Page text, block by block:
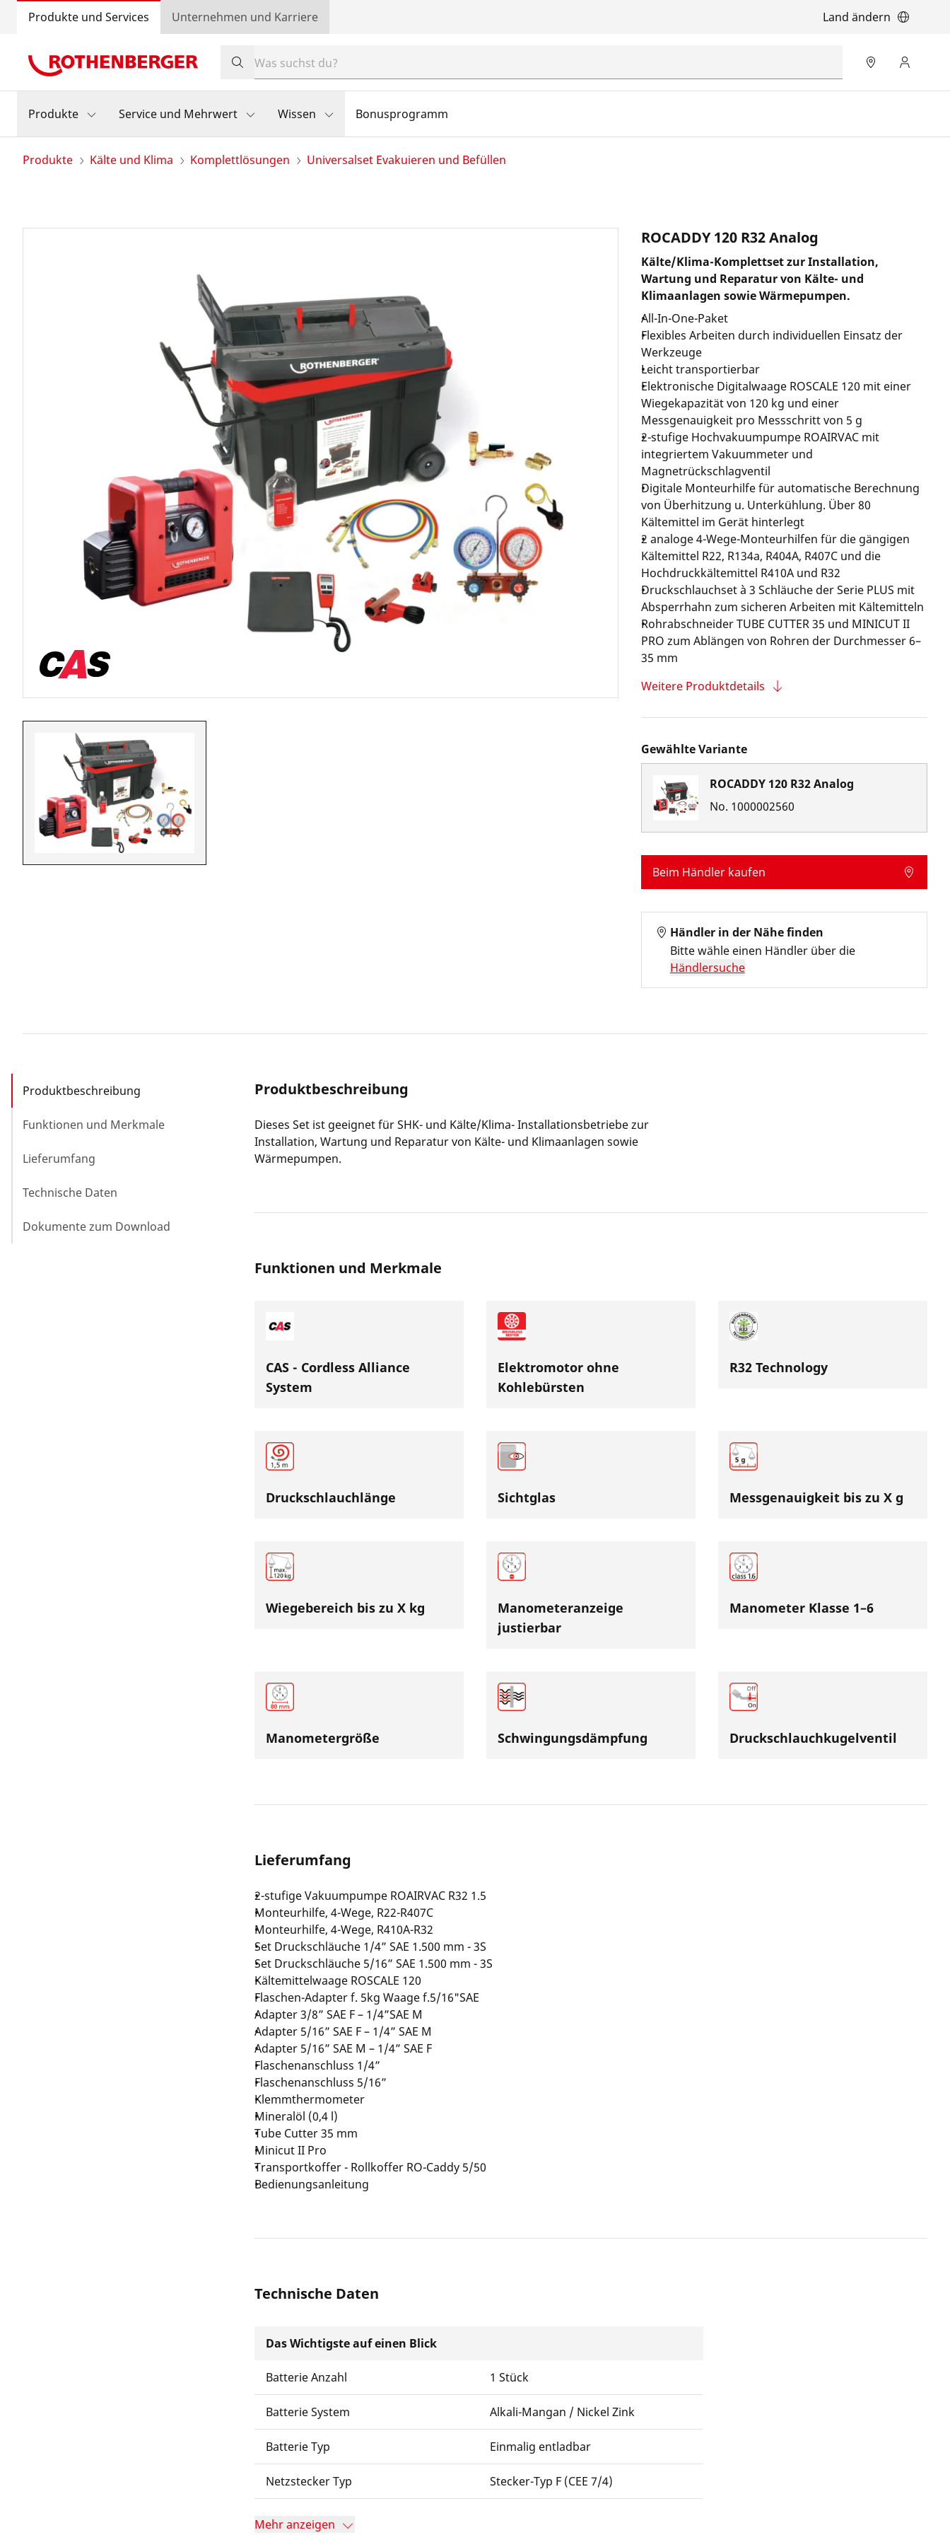
Produkte und Services Unternehmen und Karriere Land ändern
Produkte Service und Mehrwert Wissen Bonusprogramm
Produkte Kälte und Klima Komplettlösungen Universalset Evakuieren und Befüllen
ROCADDY 120 R32 Analog
Kälte/Klima-Komplettset zur Installation,
Wartung und Reparatur von Kälte- und
Klimaanlagen sowie Wärmepumpen.
All-In-One-Paket
Flexibles Arbeiten durch individuellen Einsatz der
Werkzeuge
Leicht transportierbar
Elektronische Digitalwaage ROSCALE 120 mit einer
Wiegekapazität von 120 kg und einer
Messgenauigkeit pro Messschritt von 5 g
2-stufige Hochvakuumpumpe ROAIRVAC mit
integriertem Vakuummeter und
Magnetrückschlagventil
Digitale Monteurhilfe für automatische Berechnung
von Überhitzung u. Unterkühlung. Über 80
Kältemittel im Gerät hinterlegt
2 analoge 4-Wege-Monteurhilfen für die gängigen
Kältemittel R22, R134a, R404A, R407C und die
Hochdruckkältemittel R410A und R32
Druckschlauchset à 3 Schläuche der Serie PLUS mit
Absperrhahn zum sicheren Arbeiten mit Kältemitteln
Rohrabschneider TUBE CUTTER 35 und MINICUT II
PRO zum Ablängen von Rohren der Durchmesser 6–
35 mm
Weitere Produktdetails
Gewählte Variante
ROCADDY 120 R32 Analog
No. 1000002560
Beim Händler kaufen
Händler in der Nähe finden
Bitte wähle einen Händler über die
Händlersuche
Produktbeschreibung
Funktionen und Merkmale
Lieferumfang
Technische Daten
Dokumente zum Download
Produktbeschreibung
Dieses Set ist geeignet für SHK- und Kälte/Klima- Installationsbetriebe zur
Installation, Wartung und Reparatur von Kälte- und Klimaanlagen sowie
Wärmepumpen.
Funktionen und Merkmale
CAS - Cordless Alliance
System
Elektromotor ohne
Kohlebürsten
R32 Technology
Druckschlauchlänge Sichtglas Messgenauigkeit bis zu X g
Wiegebereich bis zu X kg
Manometeranzeige
justierbar
Manometer Klasse 1–6
Manometergröße Schwingungsdämpfung Druckschlauchkugelventil
Lieferumfang
2-stufige Vakuumpumpe ROAIRVAC R32 1.5
Monteurhilfe, 4-Wege, R22-R407C
Monteurhilfe, 4-Wege, R410A-R32
Set Druckschläuche 1/4” SAE 1.500 mm - 3S
Set Druckschläuche 5/16” SAE 1.500 mm - 3S
Kältemittelwaage ROSCALE 120
Flaschen-Adapter f. 5kg Waage f.5/16"SAE
Adapter 3/8” SAE F – 1/4”SAE M
Adapter 5/16” SAE F – 1/4” SAE M
Adapter 5/16” SAE M – 1/4” SAE F
Flaschenanschluss 1/4”
Flaschenanschluss 5/16”
Klemmthermometer
Mineralöl (0,4 l)
Tube Cutter 35 mm
Minicut II Pro
Transportkoffer - Rollkoffer RO-Caddy 5/50
Bedienungsanleitung
Technische Daten
Das Wichtigste auf einen Blick
Batterie Anzahl 1 Stück
Batterie System Alkali-Mangan / Nickel Zink
Batterie Typ Einmalig entladbar
Netzstecker Typ Stecker-Typ F (CEE 7/4)
Mehr anzeigen